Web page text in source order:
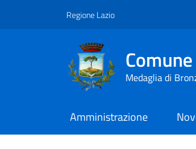
Regione Lazio
Medaglia di
Amministrazione